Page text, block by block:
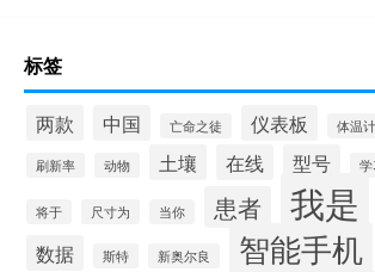
标签
两款 中国 亡命之徒 仪表板 体温计
刷新率 动物 土壤 在线 型号
将于 尺寸为 当你 患者 我是
数据 斯特 新奥尔良 智能手机